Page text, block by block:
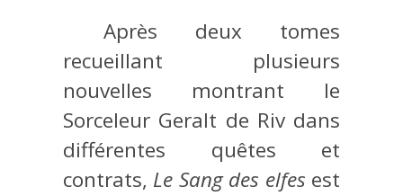
Après deux tomes
recueillant plusieurs
nouvelles montrant le
Sorceleur Geralt de Riv dans
différentes quêtes et
contrats, Le Sang des elfes est